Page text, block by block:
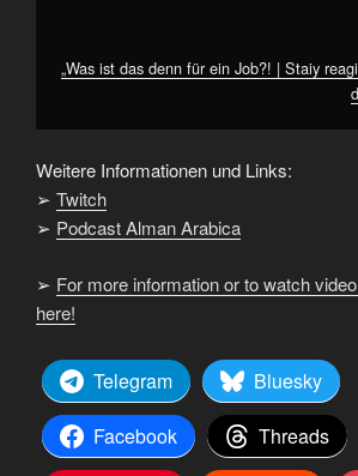
„Was ist das denn für ein Job?! | Staiy
Weitere Informationen und Links:
➢ Twitch
➢ Podcast Alman Arabica
➢ For more information or to watch
here!
Telegram
Bluesky
Facebook
Threads